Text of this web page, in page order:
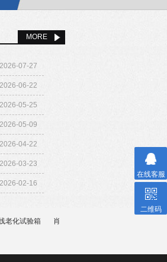
MORE
2026-07-27
2026-06-22
2026-05-25
2026-05-09
2026-04-22
2026-03-23
2026-02-16
老化试验箱
肖
在线客服
二维码